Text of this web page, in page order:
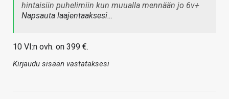
hintaisiin puhelimiin kun muualla mennään jo 6v+
Napsauta laajentaaksesi…
10 VI:n ovh. on 399 €.
Kirjaudu sisään vastataksesi